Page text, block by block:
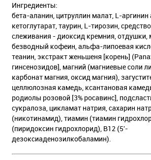
Ингредиенты:
бета-аланин, цитруллин малат, L-
кетоглутарат, таурин, L-тирозин,
слеживания - диоксид кремния, отдушки,
безводный кофеин, альфа-липоевая
теанин, экстракт женьшеня [корень]
гинсенозидов], магний (магниевые соли
карбонат магния, оксид магния),
целлюлозная камедь, ксантановая
родиолы розовой [3% росавинс],
сукралоза, цикламат натрия, сахарин
(никотинамид), тиамин (тиамин
(пиридоксин гидрохлорид), B12 (5'-
дезоксиаденозилкобаламин).